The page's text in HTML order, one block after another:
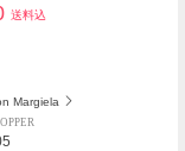
送料込
Margiela